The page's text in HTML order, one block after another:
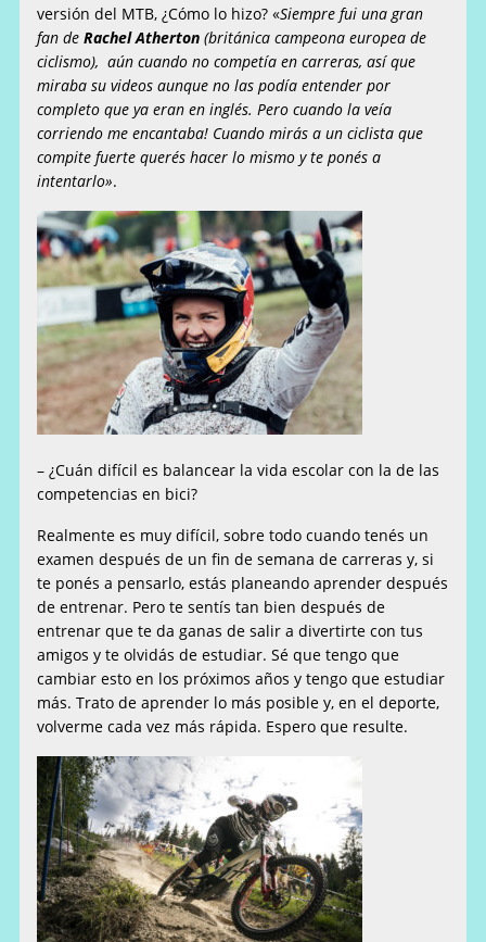
versión del MTB, ¿Cómo lo hizo? «Siempre fui una gran
fan deRachel Atherton (británica campeona europea de
ciclismo), aún cuando no competía en carreras, así que
miraba su videos aunque no las podía entender por
completo que ya eran en inglés. Pero cuando la veía
corriendo me encantaba! Cuando mirás a un ciclista que
compite fuerte querés hacer lo mismo y te ponés a
intentarlo».
– ¿Cuán difícil es balancear la vida escolar con la de las
competencias en bici?
Realmente es muy difícil, sobre todo cuando tenés un
examen después de un fin de semana de carreras y, si
te ponés a pensarlo, estás planeando aprender después
de entrenar. Pero te sentís tan bien después de
entrenar que te da ganas de salir a divertirte con tus
amigos y te olvidás de estudiar. Sé que tengo que
cambiar esto en los próximos años y tengo que estudiar
más. Trato de aprender lo más posible y, en el deporte,
volverme cada vez más rápida. Espero que resulte.